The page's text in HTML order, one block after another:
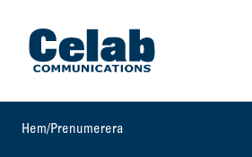
Gå till startsidan
Hem/Prenumerera